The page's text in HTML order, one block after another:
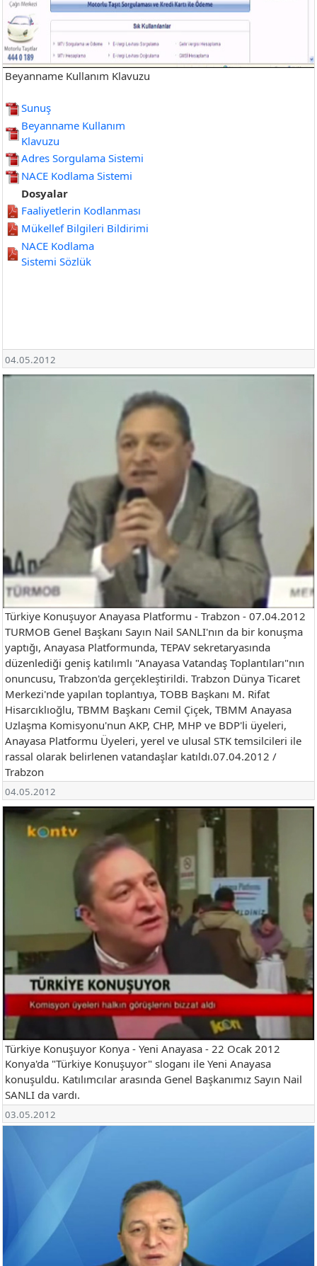
Beyanname Kullanım Klavuzu
Sunuş
Beyanname Kullanım
Klavuzu
Adres Sorgulama Sistemi
NACE Kodlama Sistemi
Dosyalar
Faaliyetlerin Kodlanması
Mükellef Bilgileri Bildirimi
NACE Kodlama
Sistemi Sözlük
04.05.2012
Türkiye Konuşuyor Anayasa Platformu - Trabzon - 07.04.2012
TURMOB Genel Başkanı Sayın Nail SANLI'nın da bir konuşma
yaptığı, Anayasa Platformunda, TEPAV sekretaryasında
düzenlediği geniş katılımlı "Anayasa Vatandaş Toplantıları"nın
onuncusu, Trabzon'da gerçekleştirildi. Trabzon Dünya Ticaret
Merkezi'nde yapılan toplantıya, TOBB Başkanı M. Rifat
Hisarcıklıoğlu, TBMM Başkanı Cemil Çiçek, TBMM Anayasa
Uzlaşma Komisyonu'nun AKP, CHP, MHP ve BDP'li üyeleri,
Anayasa Platformu Üyeleri, yerel ve ulusal STK temsilcileri ile
rassal olarak belirlenen vatandaşlar katıldı.07.04.2012 /
Trabzon
04.05.2012
Türkiye Konuşuyor Konya - Yeni Anayasa - 22 Ocak 2012
Konya'da "Türkiye Konuşuyor" sloganı ile Yeni Anayasa
konuşuldu. Katılımcılar arasında Genel Başkanımız Sayın Nail
SANLI da vardı.
03.05.2012